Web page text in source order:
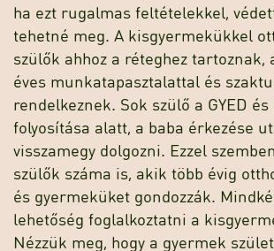
ha ezt rugalmas feltételekkel,
tehetné meg. A kisgyermekükkel
szülők ahhoz a réteghez tartoznak,
éves munkatapasztalattal és
rendelkeznek. Sok szülő a GYED és
folyosítása alatt, a baba érkezése
visszamegy dolgozni. Ezzel
szülők száma is, akik több évig
és gyermeküket gondozzák.
lehetőség foglalkoztatni a
Nézzük meg, hogy a gyermek